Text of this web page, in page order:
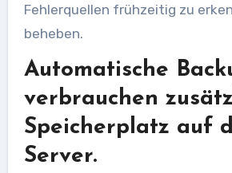
Fehlerquellen frühzeitig zu
beheben.
Automatische
verbrauchen
Speicherplatz auf
Server.